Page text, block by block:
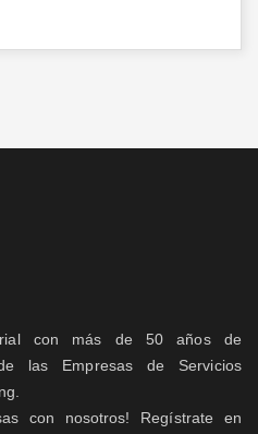
con más de 50 años de
las Empresas de Servicios
con nosotros! Regístrate en